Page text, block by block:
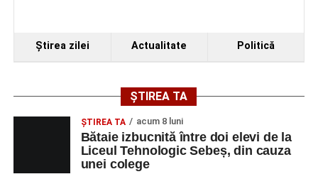
Ştirea zilei Actualitate Politică
ȘTIREA TA
ŞTIREA TA acum 8 luni
Bătaie izbucnită între doi elevi de la
Liceul Tehnologic Sebeș, din cauza
unei colege